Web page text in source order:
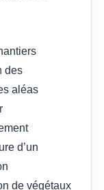
des
aléas
d’un
de végétaux